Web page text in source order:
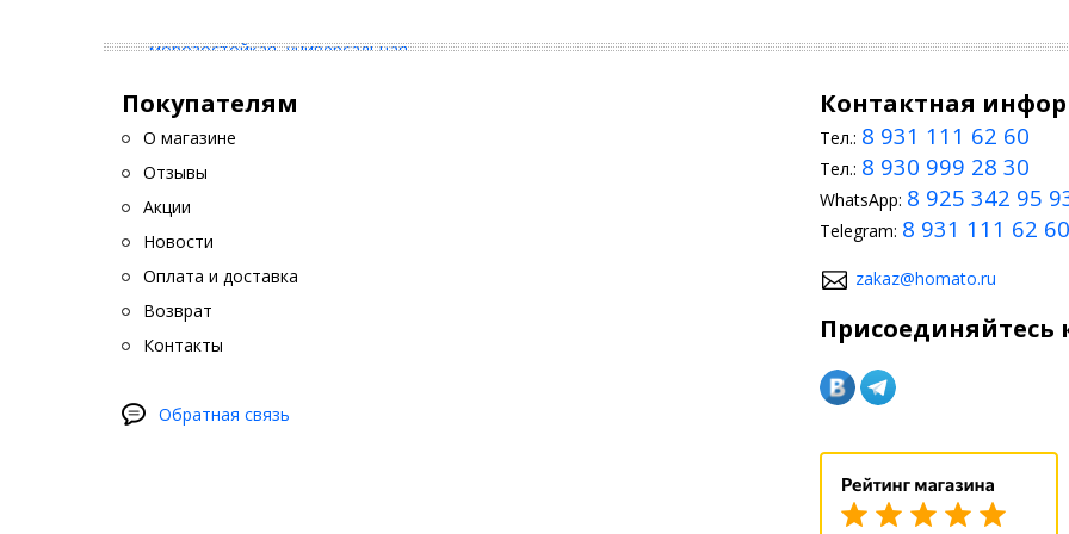
Покупателям
О магазине
Отзывы
Акции
Новости
Оплата и доставка
Возврат
Контакты
Обратная связь
Контактная
Тел.: 8 931 111 62 60
Тел.: 8 930 999 28 30
WhatsApp: 8 925 342 95
Telegram: 8 931 111 62 60
zakaz@homato.ru
Присоединяйтесь